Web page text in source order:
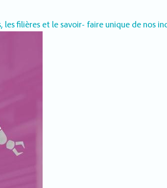
filières et le savoir- faire unique de nos